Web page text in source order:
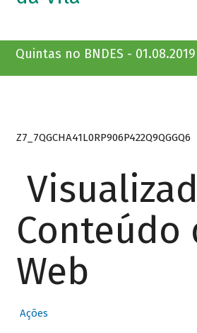
Quintas no BNDES -
Z7_7QGCHA41L0RP906P422Q9QGGQ6
Conteúdo
Web
Ações